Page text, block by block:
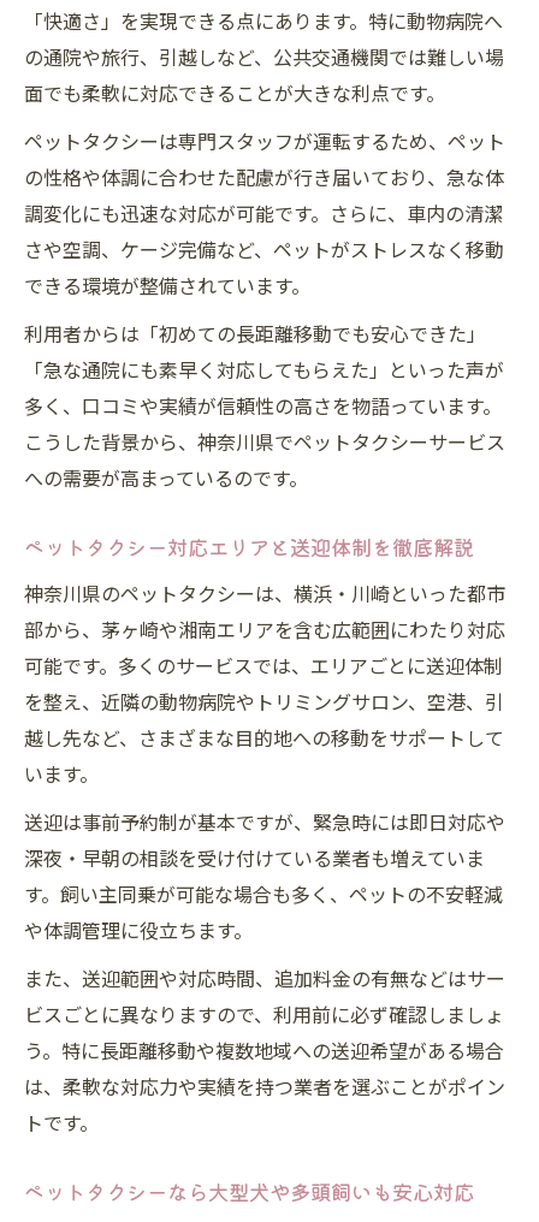
「快適さ」を実現できる点にあります。特に動物病院へ
の通院や旅行、引越しなど、公共交通機関では難しい場
面でも柔軟に対応できることが大きな利点です。
ペットタクシーは専門スタッフが運転するため、ペット
の性格や体調に合わせた配慮が行き届いており、急な体
調変化にも迅速な対応が可能です。さらに、車内の清潔
さや空調、ケージ完備など、ペットがストレスなく移動
できる環境が整備されています。
利用者からは「初めての長距離移動でも安心できた」
「急な通院にも素早く対応してもらえた」といった声が
多く、口コミや実績が信頼性の高さを物語っています。
こうした背景から、神奈川県でペットタクシーサービス
への需要が高まっているのです。
ペットタクシー対応エリアと送迎体制を徹底解説
神奈川県のペットタクシーは、横浜・川崎といった都市
部から、茅ヶ崎や湘南エリアを含む広範囲にわたり対応
可能です。多くのサービスでは、エリアごとに送迎体制
を整え、近隣の動物病院やトリミングサロン、空港、引
越し先など、さまざまな目的地への移動をサポートして
います。
送迎は事前予約制が基本ですが、緊急時には即日対応や
深夜・早朝の相談を受け付けている業者も増えていま
す。飼い主同乗が可能な場合も多く、ペットの不安軽減
や体調管理に役立ちます。
また、送迎範囲や対応時間、追加料金の有無などはサー
ビスごとに異なりますので、利用前に必ず確認しましょ
う。特に長距離移動や複数地域への送迎希望がある場合
は、柔軟な対応力や実績を持つ業者を選ぶことがポイン
トです。
ペットタクシーなら大型犬や多頭飼いも安心対応